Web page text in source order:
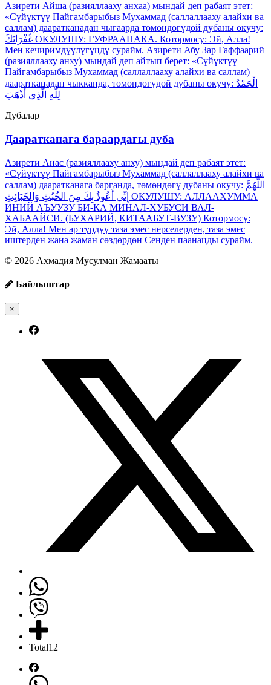
Азирети Айша (разияллааху анхаа) мындай деп рабаят этет:
«Сүйүктүү Пайгамбарыбыз Мухаммад (саллаллааху алайхи ва
саллам) дааратканадан чыгаарда төмөндөгүдөй дубаны окучу:
غُفْرَانَكَ ОКУЛУШУ: ГУФРААНАКА. Котормосу: Эй, Алла!
Мен кечиримдүүлүгүңдү сурайм. Азирети Абу Зар Гаффаарий
(разияллааху анху) мындай деп айтып берет: «Сүйүктүү
Пайгамбарыбыз Мухаммад (саллаллааху алайхи ва саллам)
дааратканадан чыкканда, төмөндөгүдөй дубаны окучу: الْحَمْدُ
لِلَّهِ الَّذِي أَذْهَبَ
Дубалар
Дааратканага бараардагы дуба
Азирети Анас (разияллааху анху) мындай деп рабаят этет:
«Сүйүктүү Пайгамбарыбыз Мухаммад (саллаллааху алайхи ва
саллам) дааратканага барганда, төмөндөгү дубаны окучу: اللَّهُمَّ
إِنِّي أَعُوذُ بِكَ مِنَ الخُبُثِ وَالخَبَائِثِ ОКУЛУШУ: АЛЛААХУММА
ИНИЙ АЪУУЗУ БИ-КА МИНАЛ-ХУБУСИ ВАЛ-
ХАБААЙСИ. (БУХАРИЙ, КИТААБУТ-ВУЗУ) Котормосу:
Эй, Алла! Мен ар түрдүү таза эмес нерселерден, таза эмес
иштерден жана жаман сөздөрдөн Сенден паанаңды сурайм.
© 2026 Ахмадия Мусулман Жамааты
Байлыштар
×
Total12